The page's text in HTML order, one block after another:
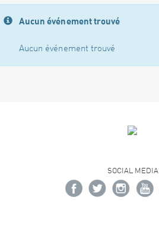
Aucun événement trouvé
Aucun événement trouvé
SOCIAL MEDIA